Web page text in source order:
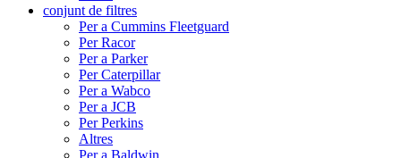
conjunt de filtres
Per a Cummins Fleetguard
Per Racor
Per a Parker
Per Caterpillar
Per a Wabco
Per a JCB
Per Perkins
Altres
Per a Baldwin